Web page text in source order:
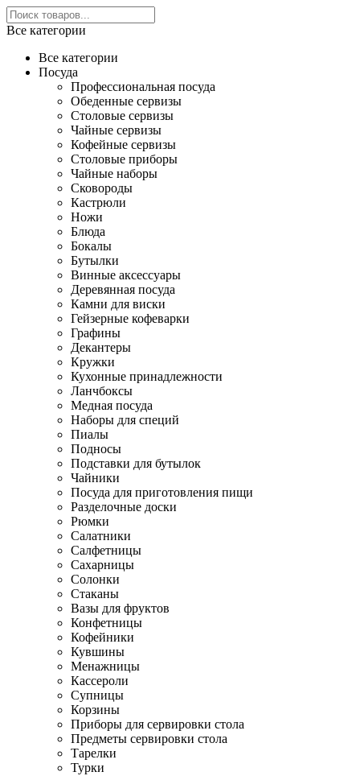
Все категории
Все категории
Посуда
Профессиональная посуда
Обеденные сервизы
Столовые сервизы
Чайные сервизы
Кофейные сервизы
Столовые приборы
Чайные наборы
Сковороды
Кастрюли
Ножи
Блюда
Бокалы
Бутылки
Винные аксессуары
Деревянная посуда
Камни для виски
Гейзерные кофеварки
Графины
Декантеры
Кружки
Кухонные принадлежности
Ланчбоксы
Медная посуда
Наборы для специй
Пиалы
Подносы
Подставки для бутылок
Чайники
Посуда для приготовления пищи
Разделочные доски
Рюмки
Салатники
Салфетницы
Сахарницы
Солонки
Стаканы
Вазы для фруктов
Конфетницы
Кофейники
Кувшины
Менажницы
Кассероли
Супницы
Корзины
Приборы для сервировки стола
Предметы сервировки стола
Тарелки
Турки